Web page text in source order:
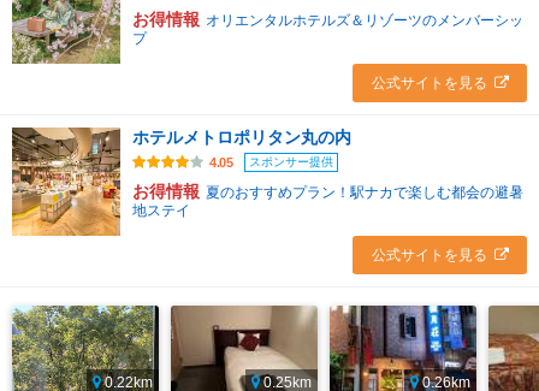
お得情報 オリエンタルホテルズ＆リゾーツのメンバーシッ
プ
公式サイトを見る
ホテルメトロポリタン丸の内
4.05 スポンサー提供
お得情報 夏のおすすめプラン！駅ナカで楽しむ都会の避暑
地ステイ
公式サイトを見る
0.22km
0.25km
0.26km